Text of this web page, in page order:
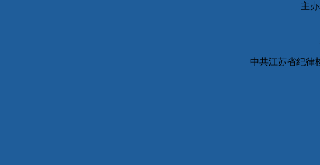
主
中共江苏省纪律